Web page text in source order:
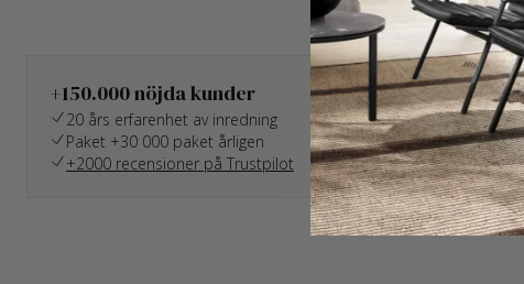
+150.000 nöjda kunder
20 års erfarenhet av inredning
Paket +30 000 paket årligen
+2000 recensioner på Trustpilot